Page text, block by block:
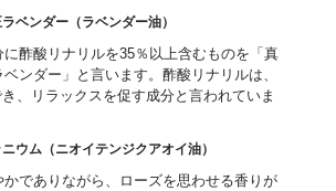
ベンダー（ラベンダー油）
に酢酸リナリルを35％以上含むものを「真
ベンダー」と言います。酢酸リナリルは、
、リラックスを促す成分と言われていま
ウム（ニオイテンジクアオイ油）
かでありながら、ローズを思わせる香りが